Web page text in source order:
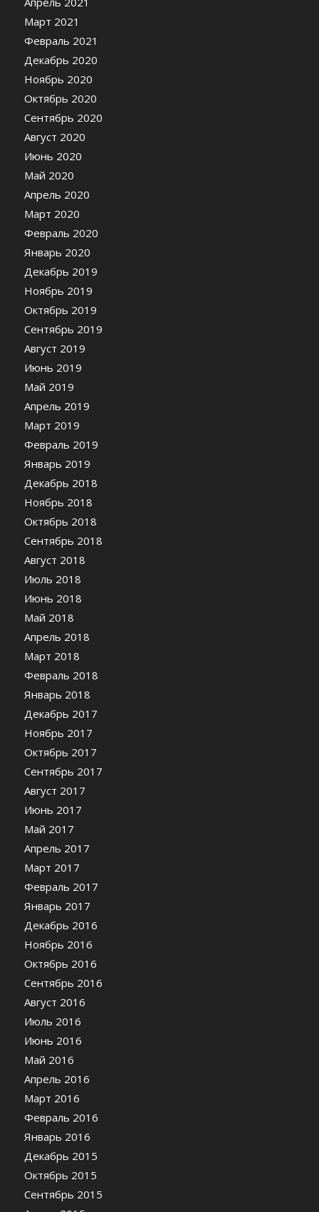
Март 2021
Февраль 2021
Декабрь 2020
Ноябрь 2020
Октябрь 2020
Сентябрь 2020
Август 2020
Июнь 2020
Май 2020
Апрель 2020
Март 2020
Февраль 2020
Январь 2020
Декабрь 2019
Ноябрь 2019
Октябрь 2019
Сентябрь 2019
Август 2019
Июнь 2019
Май 2019
Апрель 2019
Март 2019
Февраль 2019
Январь 2019
Декабрь 2018
Ноябрь 2018
Октябрь 2018
Сентябрь 2018
Август 2018
Июль 2018
Июнь 2018
Май 2018
Апрель 2018
Март 2018
Февраль 2018
Январь 2018
Декабрь 2017
Ноябрь 2017
Октябрь 2017
Сентябрь 2017
Август 2017
Июнь 2017
Май 2017
Апрель 2017
Март 2017
Февраль 2017
Январь 2017
Декабрь 2016
Ноябрь 2016
Октябрь 2016
Сентябрь 2016
Август 2016
Июль 2016
Июнь 2016
Май 2016
Апрель 2016
Март 2016
Февраль 2016
Январь 2016
Декабрь 2015
Октябрь 2015
Сентябрь 2015